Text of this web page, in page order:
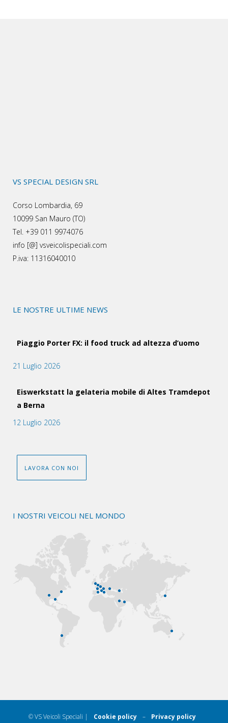
VS SPECIAL DESIGN SRL
Corso Lombardia, 69
10099 San Mauro (TO)
Tel. +39 011 9974076
info [@] vsveicolispeciali.com
P.iva: 11316040010
LE NOSTRE ULTIME NEWS
Piaggio Porter FX: il food truck ad altezza d’uomo
21 Luglio 2026
Eiswerkstatt la gelateria mobile di Altes Tramdepot
a Berna
12 Luglio 2026
LAVORA CON NOI
I NOSTRI VEICOLI NEL MONDO
© VS Veicoli Speciali | Cookie policy – Privacy policy